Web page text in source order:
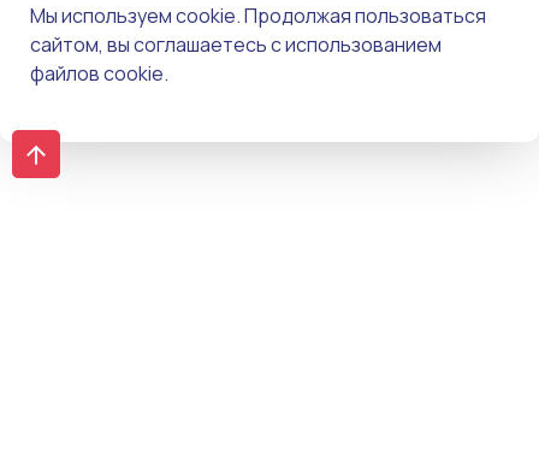
Мы используем cookie. Продолжая пользоваться
сайтом, вы соглашаетесь с использованием
файлов cookie.